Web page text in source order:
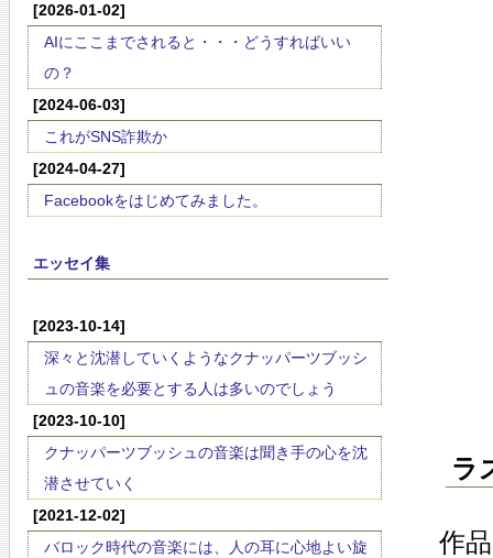
[2026-01-02]
AIにここまでされると・・・どうすればいい
の？
[2024-06-03]
これがSNS詐欺か
[2024-04-27]
Facebookをはじめてみました。
エッセイ集
[2023-10-14]
深々と沈潜していくようなクナッパーツブッシ
ュの音楽を必要とする人は多いのでしょう
[2023-10-10]
クナッパーツブッシュの音楽は聞き手の心を沈
潜させていく
[2021-12-02]
バロック時代の音楽には、人の耳に心地よい旋
ラ
作